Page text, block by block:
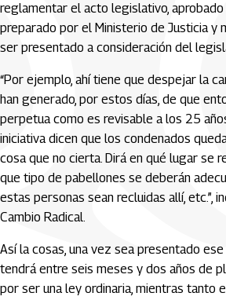
reglamentar el acto legislativo,
preparado por el Ministerio de Justicia y
ser presentado a consideración del
“Por ejemplo, ahí tiene que despejar la
han generado, por estos días, de que
perpetua como es revisable a los 25
iniciativa dicen que los condenados
cosa que no cierta. Dirá en qué lugar se
que tipo de pabellones se deberán
estas personas sean recluidas allí, etc.”,
Cambio Radical.
Así la cosas, una vez sea presentado
tendrá entre seis meses y dos años de
por ser una ley ordinaria, mientras tanto